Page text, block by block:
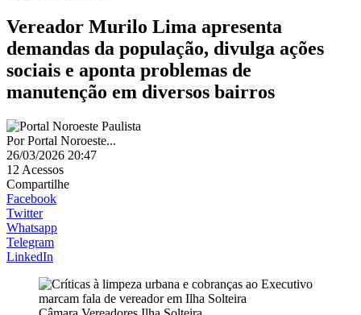
Vereador Murilo Lima apresenta
demandas da população, divulga ações
sociais e aponta problemas de
manutenção em diversos bairros
PorPortal Noroeste...
26/03/2026 20:47
12 Acessos
Compartilhe
Facebook
Twitter
Whatsapp
Telegram
LinkedIn